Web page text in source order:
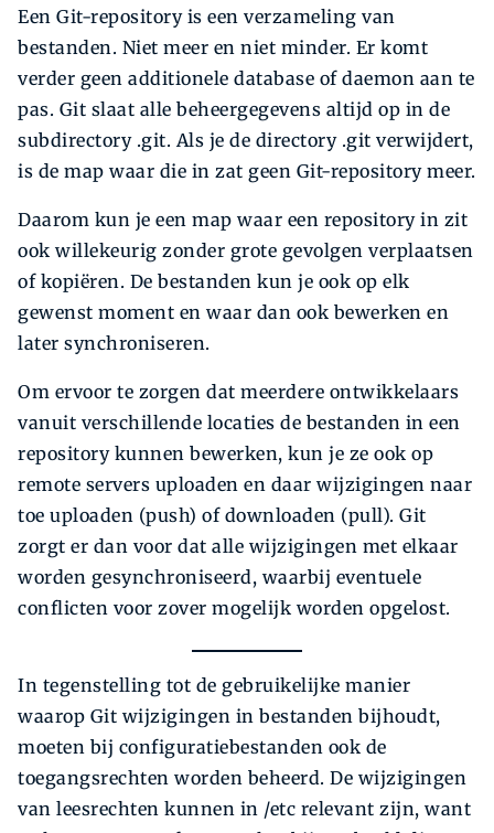
Een Git-repository is een verzameling van
bestanden. Niet meer en niet minder. Er komt
verder geen additionele database of daemon aan te
pas. Git slaat alle beheergegevens altijd op in de
subdirectory .git. Als je de directory .git verwijdert,
is de map waar die in zat geen Git-repository meer.
Daarom kun je een map waar een repository in zit
ook willekeurig zonder grote gevolgen verplaatsen
of kopiëren. De bestanden kun je ook op elk
gewenst moment en waar dan ook bewerken en
later synchroniseren.
Om ervoor te zorgen dat meerdere ontwikkelaars
vanuit verschillende locaties de bestanden in een
repository kunnen bewerken, kun je ze ook op
remote servers uploaden en daar wijzigingen naar
toe uploaden (push) of downloaden (pull). Git
zorgt er dan voor dat alle wijzigingen met elkaar
worden gesynchroniseerd, waarbij eventuele
conflicten voor zover mogelijk worden opgelost.
In tegenstelling tot de gebruikelijke manier
waarop Git wijzigingen in bestanden bijhoudt,
moeten bij configuratiebestanden ook de
toegangsrechten worden beheerd. De wijzigingen
van leesrechten kunnen in /etc relevant zijn, want